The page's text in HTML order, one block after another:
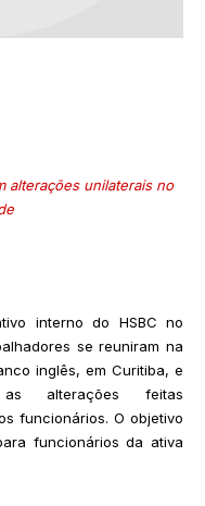
alterações unilaterais no
interno do HSBC no
se reuniram na
inglês, em Curitiba, e
alterações feitas
funcionários. O objetivo
funcionários da ativa